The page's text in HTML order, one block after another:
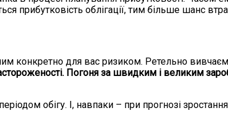
прибутковість облігації, тим більше шанс
конкретно для вас ризиком. Ретельно
Погоня за швидким і великим
обігу. І, навпаки – при прогнозі